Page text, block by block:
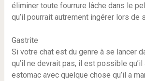
éliminer toute fourrure lâche dans le
qu’il pourrait autrement ingérer lors de
Gastrite
Si votre chat est du genre à se lancer
qu’il ne devrait pas, il est possible
estomac avec quelque chose qu’il a